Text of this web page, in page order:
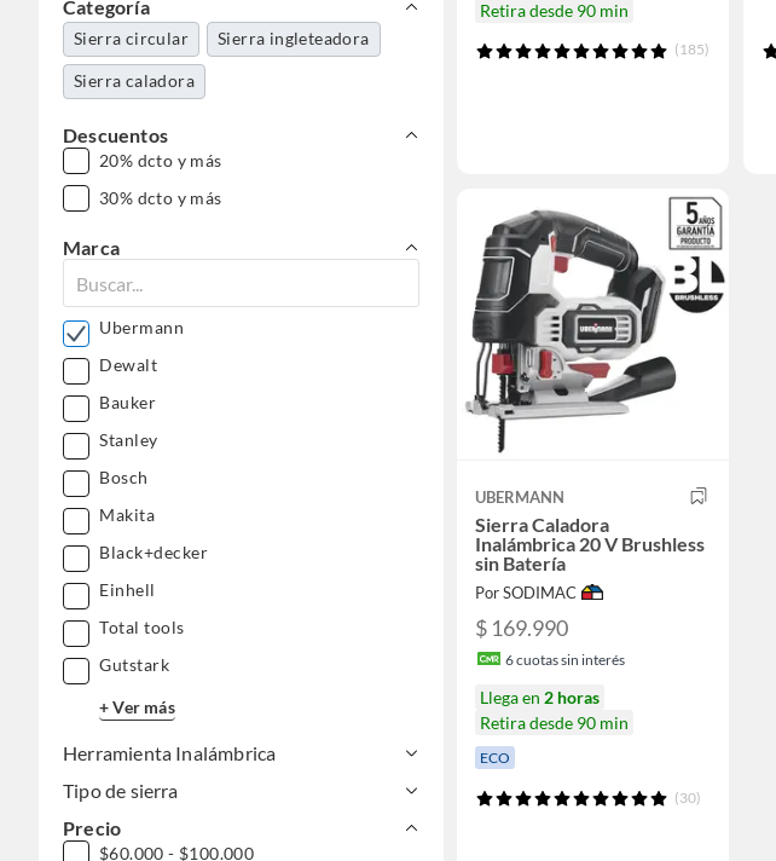
Categoría
Sierra circular Sierra ingleteadora
Sierra caladora
Descuentos
20% dcto y más
30% dcto y más
Marca
Ubermann
Dewalt
Bauker
Stanley
Bosch
Makita
Black+decker
Einhell
Total tools
Gutstark
+ Ver más
Herramienta Inalámbrica
Tipo de sierra
Precio
$60.000 - $100.000
Retira desde 90 min
(185)
UBERMANN
Sierra Caladora
Inalámbrica 20 V Brushless
sin Batería
Por SODIMAC
$ 169.990
6cuotas sin interés
Llega en 2 horas
Retira desde 90 min
ECO
(30)